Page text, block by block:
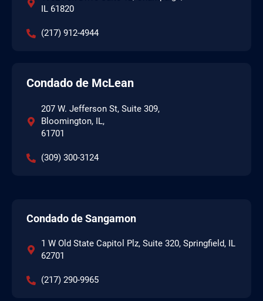
IL 61820
(217) 912-4944
Condado de McLean
207 W. Jefferson St, Suite 309,
Bloomington, IL,
61701
(309) 300-3124
Condado de Sangamon
1 W Old State Capitol Plz, Suite 320, Springfield, IL
62701
(217) 290-9965